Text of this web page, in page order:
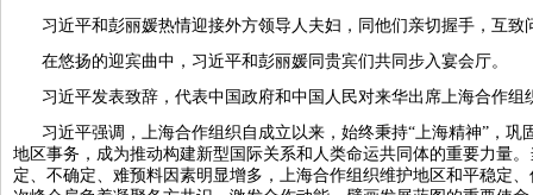
习近平和彭丽媛热情迎接外方领导人夫妇，同他们亲切握手，互致
在悠扬的迎宾曲中，习近平和彭丽媛同贵宾们共同步入宴会厅。
习近平发表致辞，代表中国政府和中国人民对来华出席上海合作
习近平强调，上海合作组织自成立以来，始终秉持“上海精神”，
地区事务，成为推动构建新型国际关系和人类命运共同体的重要力量
定、不确定、难预料因素明显增多，上海合作组织维护地区和平稳定